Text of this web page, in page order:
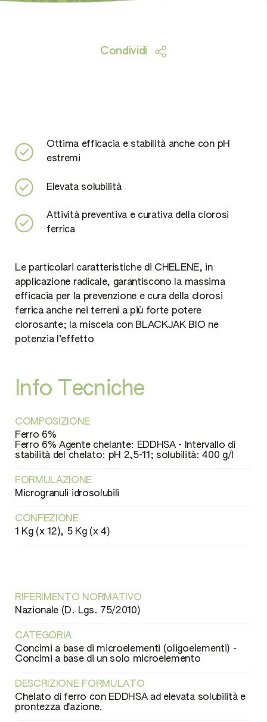
Condividi
Ottima efficacia e stabilità anche con pH
estremi
Elevata solubilità
Attività preventiva e curativa della clorosi
ferrica
Le particolari caratteristiche di CHELENE, in
applicazione radicale, garantiscono la massima
efficacia per la prevenzione e cura della clorosi
ferrica anche nei terreni a più forte potere
clorosante; la miscela con BLACKJAK BIO ne
potenzia l’effetto
Info Tecniche
COMPOSIZIONE
Ferro 6%
Ferro 6% Agente chelante: EDDHSA - Intervallo di
stabilità del chelato: pH 2,5-11; solubilità: 400 g/l
FORMULAZIONE
Microgranuli idrosolubili
CONFEZIONE
1 Kg (x 12), 5 Kg (x 4)
RIFERIMENTO NORMATIVO
Nazionale (D. Lgs. 75/2010)
CATEGORIA
Concimi a base di microelementi (oligoelementi) -
Concimi a base di un solo microelemento
DESCRIZIONE FORMULATO
Chelato di ferro con EDDHSA ad elevata solubilità e
prontezza d'azione.